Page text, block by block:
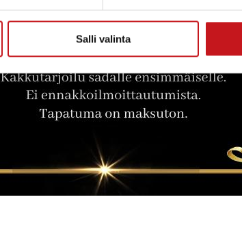
Salli valinta